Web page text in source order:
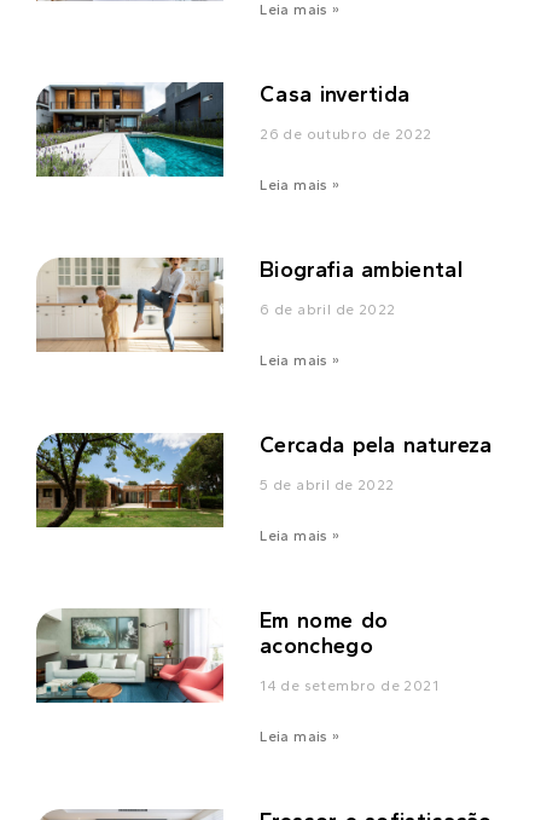
Leia mais »
Casa invertida
26 de outubro de 2022
Leia mais »
Biografia ambiental
6 de abril de 2022
Leia mais »
Cercada pela natureza
5 de abril de 2022
Leia mais »
Em nome do
aconchego
14 de setembro de 2021
Leia mais »